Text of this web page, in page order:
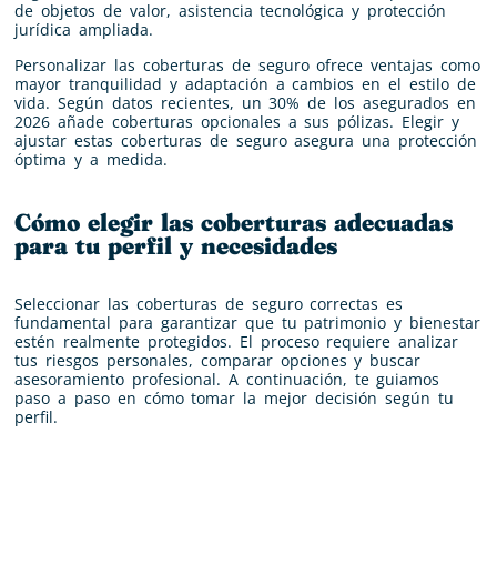
de objetos de valor, asistencia tecnológica y protección
jurídica ampliada.
Personalizar las coberturas de seguro ofrece ventajas como
mayor tranquilidad y adaptación a cambios en el estilo de
vida. Según datos recientes, un 30% de los asegurados en
2026 añade coberturas opcionales a sus pólizas. Elegir y
ajustar estas coberturas de seguro asegura una protección
óptima y a medida.
Cómo elegir las coberturas adecuadas
para tu perfil y necesidades
Seleccionar las coberturas de seguro correctas es
fundamental para garantizar que tu patrimonio y bienestar
estén realmente protegidos. El proceso requiere analizar
tus riesgos personales, comparar opciones y buscar
asesoramiento profesional. A continuación, te guiamos
paso a paso en cómo tomar la mejor decisión según tu
perfil.